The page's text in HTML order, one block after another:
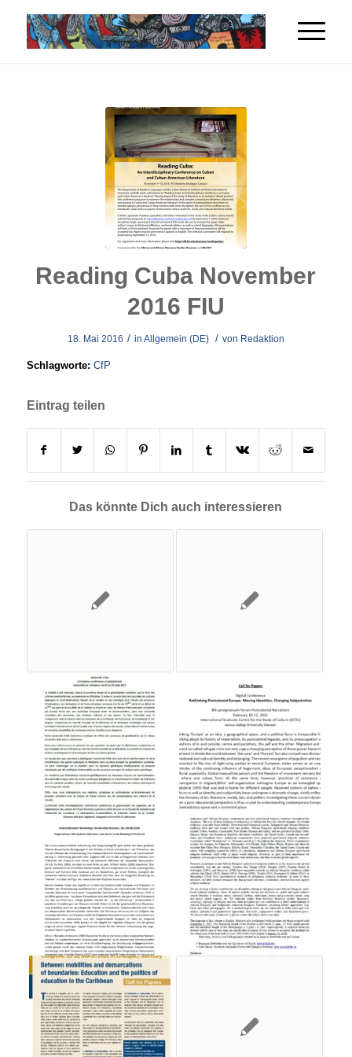
Reading Cuba November
2016 FIU
18. Mai 2016 / in Allgemein (DE) / von Redaktion
Schlagworte: CfP
Eintrag teilen
Das könnte Dich auch interessieren